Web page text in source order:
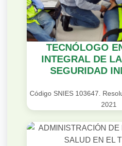
TECNÓLOGO
INTEGRAL DE
SEGURIDAD
Código SNIES 103647.
2021